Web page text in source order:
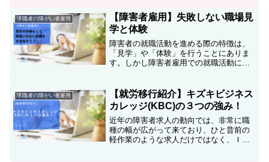
方がいらっしゃいます。障害者手帳がな
い方でも就職を諦める必要...
求職者の障がい者雇用
【障害者雇用】失敗しない職場見
学と体験
障害者の就職活動を進める際の特徴は、
「見学」や「体験」を行うことにありま
す。しかし障害者雇用での就職活動に慣
や体験の目的やポイントをお伝えしてい
きます。障害者雇用に関し...
求職者の障がい者雇用
【就労移行紹介】キズキビジネス
カレッジ(KBC)の３つの強み！
近年の障害者求人の動向では、非常に職
種の幅が広がって来ており、ひと昔前の
軽作業のような求人だけではなく、ＩＴ